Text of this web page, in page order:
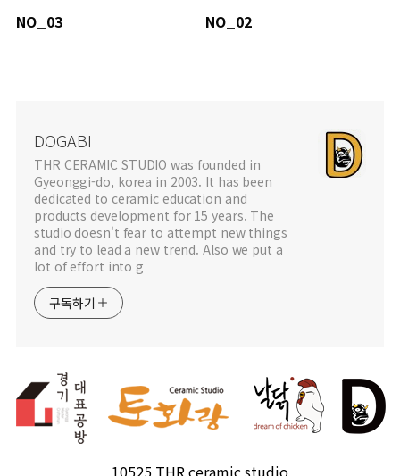
NO_03 NO_02
DOGABI
THR CERAMIC STUDIO was founded in
Gyeonggi-do, korea in 2003. It has been
dedicated to ceramic education and
products development for 15 years. The
studio doesn't fear to attempt new things
and try to lead a new trend. Also we put a
lot of effort into g
구독하기